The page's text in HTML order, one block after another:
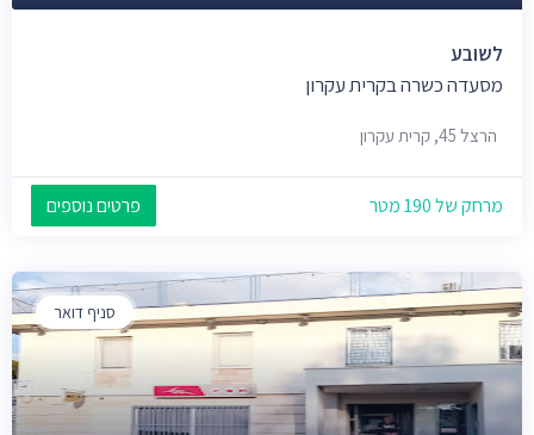
לשובע
מסעדה כשרה בקרית עקרון
הרצל 45, קרית עקרון
מרחק של 190 מטר פרטים נוספים
סניף דואר